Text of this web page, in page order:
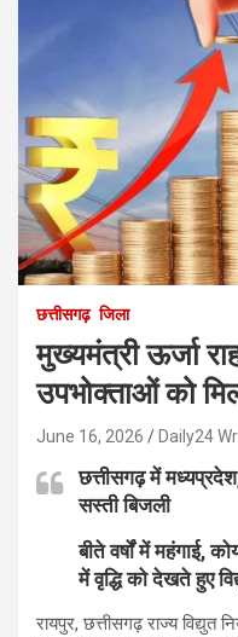
छत्तीसगढ़ जिला
मुख्यमंत्री ऊर्जा
उपभोक्ताओं को
June 16, 2026 Daily24
छत्तीसगढ़ में
सस्ती बिजली
बीते वर्षों में महंगाई,
में वृद्धि को देखते हुए
रायपुर, छत्तीसगढ़ राज्य विद्युत